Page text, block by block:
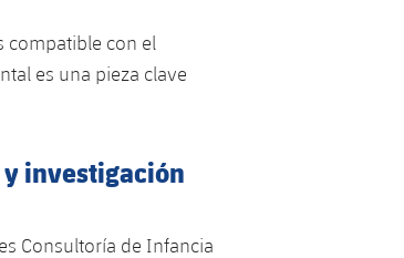
compatible con el
es una pieza clave
investigación
Consultoría de Infancia